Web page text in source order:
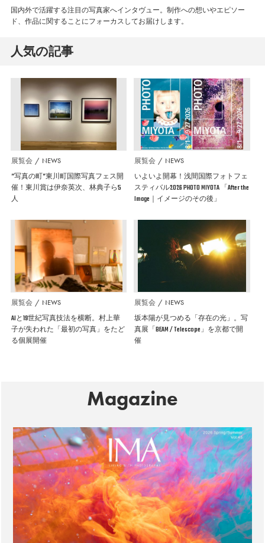
国内外で活躍する注目の写真家へインタヴュー。制作への想いやエピソー
ド、作品に関することにフォーカスしてお届けします。
人気の記事
展覧会 NEWS
”写真の町”東川町国際写真フェス開
催！東川賞は伊奈英次、林典子ら5
人
展覧会 NEWS
いよいよ開幕！浅間国際フォトフェ
スティバル2026 PHOTO MIYOTA 「After the
Image｜イメージのその後」
展覧会 NEWS
AIと19世紀写真技法を横断。村上華
子が失われた「最初の写真」をたど
る個展開催
展覧会 NEWS
坂本陽が見つめる「存在の光」。写
真展「BEAM / Telescope」を京都で開
催
Magazine